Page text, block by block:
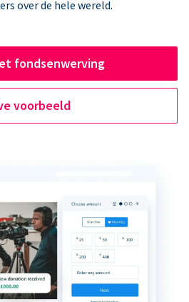
over de hele wereld.
fondsenwerving
voorbeeld